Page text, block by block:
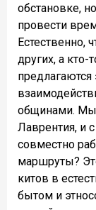
обстановке,
провести
Естественно,
других, а
предлагаются
общинами. Мы
Лаврентия, и
совместно
маршруты?
китов в
бытом и